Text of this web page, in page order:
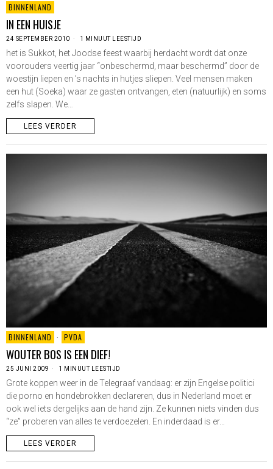
BINNENLAND
IN EEN HUISJE
24 SEPTEMBER 2010 1 MINUUT LEESTIJD
het is Sukkot, het Joodse feest waarbij herdacht wordt dat onze
voorouders veertig jaar “onbeschermd, maar beschermd” door de
woestijn liepen en ’s nachts in hutjes sliepen. Veel mensen maken
een hut (Soeka) waar ze gasten ontvangen, eten (natuurlijk) en soms
zelfs slapen. We…
LEES VERDER
BINNENLAND · PVDA
WOUTER BOS IS EEN DIEF!
25 JUNI 2009 1 MINUUT LEESTIJD
Grote koppen weer in de Telegraaf vandaag: er zijn Engelse politici
die porno en hondebrokken declareren, dus in Nederland moet er
ook wel iets dergelijks aan de hand zijn. Ze kunnen niets vinden dus
“ze” proberen van alles te verdoezelen. En inderdaad is er…
LEES VERDER